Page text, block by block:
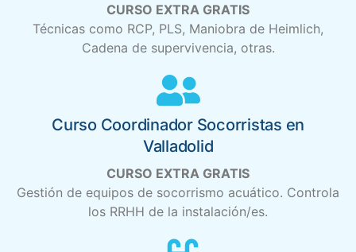
CURSO EXTRA GRATIS
Técnicas como RCP, PLS, Maniobra de Heimlich,
Cadena de supervivencia, otras.
Curso Coordinador Socorristas en
Valladolid
CURSO EXTRA GRATIS
Gestión de equipos de socorrismo acuático. Controla
los RRHH de la instalación/es.